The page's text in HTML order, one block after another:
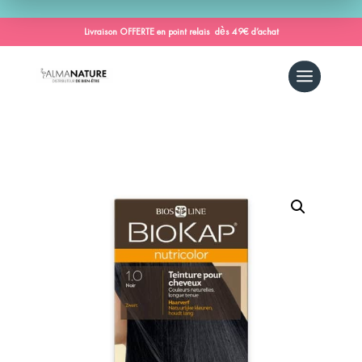
Livraison OFFERTE en point relais dès 49€ d’achat